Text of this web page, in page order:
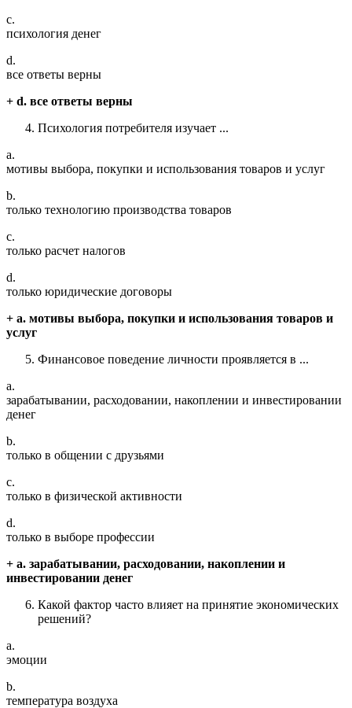
c.
психология денег
d.
все ответы верны
+ d. все ответы верны
Психология потребителя изучает ...
a.
мотивы выбора, покупки и использования товаров и услуг
b.
только технологию производства товаров
c.
только расчет налогов
d.
только юридические договоры
+ a. мотивы выбора, покупки и использования товаров и
услуг
Финансовое поведение личности проявляется в ...
a.
зарабатывании, расходовании, накоплении и инвестировании
денег
b.
только в общении с друзьями
c.
только в физической активности
d.
только в выборе профессии
+ a. зарабатывании, расходовании, накоплении и
инвестировании денег
Какой фактор часто влияет на принятие экономических
решений?
a.
эмоции
b.
температура воздуха